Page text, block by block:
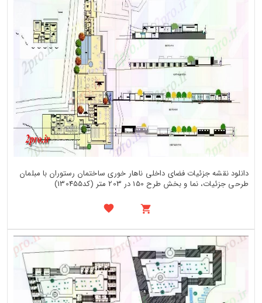
دانلود نقشه جزئیات فضای داخلی ناهار خوری ساختمان رستوران با مبلمان
طرحی جزئیات، نما و بخش طرح 150 در 203 متر (کد130455)